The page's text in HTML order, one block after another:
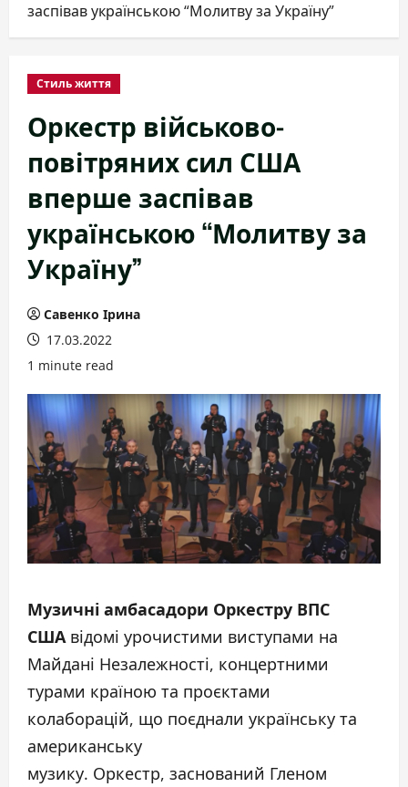
заспівав українською “Молитву за Україну”
Стиль життя
Оркестр військово-
повітряних сил США
вперше заспівав
українською “Молитву за
Україну”
Савенко Ірина
17.03.2022
1 minute read
Музичні амбасадори Оркестру ВПС
СШАвідомі урочистими виступами на
Майдані Незалежності, концертними
турами країною та проєктами
колаборацій, що поєднали українську та
американську
музику. Оркестр, заснований Гленом